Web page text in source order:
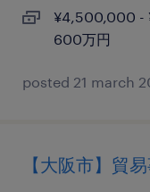
¥4,500,000 -
600万円
posted 21 march
【大阪市】貿